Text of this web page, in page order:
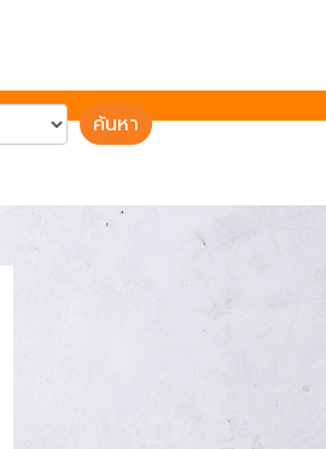
ค้นหา